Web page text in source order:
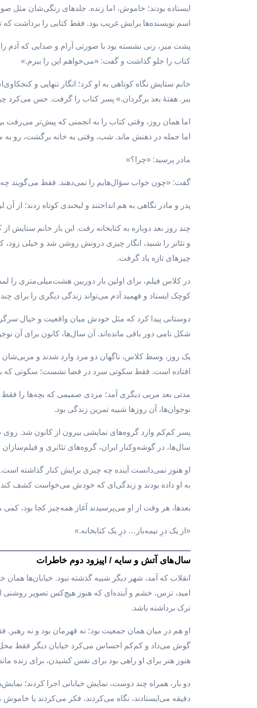
ایستاده بودند؛ خاموش، اما زنده. جلدهای رنگی‌شان مثل
اسم نویسنده‌ها برایش غریب بود. فقط کتابی را برداشت
پشت میز، زنی نشسته بود با صورتی آرام و صدایی که
کتاب را جلو گذاشت و گفت: «می‌خواهم این را ببرم.»
خانم ستایش نگاه کوتاهی به او کرد؛ انگار تنهایی و
ببر. هفتهٔ بعد برگردان.» پسر کتاب را گرفت. حس می‌کرد
اما همان روز، وقتی کتاب را به انجمنی که پیش‌تر
اما جمله در ذهنش ماند. شب، وقتی به خانه برگشت، رو
مادر پرسید: «چرا؟»
گفت: «چون جواب سؤال‌هایم را نمی‌دهند. فقط می‌گویند چه
پدر و مادر نگاهی به هم انداختند و لبخندی کوتاه زدند؛ از
چند روز بعد دوباره به کتابخانه رفت. این بار خانم
و تئاتر را شنید، انگار چیزی درونش روشن شد و خیلی زود،
چیزهای تازه یاد گرفت.
در کلاس فیلم، برای اولین بار دوربین هشت‌میلی‌متری
کوچک ایستاد و فهمید آدم می‌تواند زندگی دیگری را برای
دوستانی پیدا کرد که مثل خودش میان واقعیت و خیال
شکل نامی دور باقی مانده‌اند. آن سال‌ها، کانون برای آن
یک روز، وسط کلاس، ناگهان دو مرد وارد شدند و مربی‌شان
افتاده است. فقط سکوتی سرد در فضا نشست؛ سکوتی که
مدتی بعد مربی دیگری آمد؛ مردی صمیمی که بچه‌ها را فقط
نوجوان‌ها، آن روزها شبیه تمرین زندگی بود.
پسر کم‌کم وارد گروه‌های نمایشی بیرون از کانون شد.
سال‌ها، در گوشه‌وکنار ایران، گروه‌های تئاتری و
او هنوز نمی‌دانست آینده چه چیزی برایش کنار گذاشته
به او داده بودند و زندگی‌ای که خودش می‌خواست کشف
بعدها، هر وقت از او می‌پرسیدند آغاز همه‌چیز کجا بود،
«از یک درِ نیمه‌باز… درِ یک کتابخانه.»
سال‌های آتش و سایه / اپیزود دوم خاطرات
انقلاب که آمد، شهر دیگر شبیه گذشته نبود. خیابان‌ها همان
امید، ترس، خشم و آینده‌ای که هنوز هیچ‌کس تصویر روشنی
ترک برداشته باشد.
او هم در میان همان جمعیت بود؛ نه قهرمان بود و نه
گوش می‌داد و کم‌کم احساس می‌کرد خیابان دیگر فقط محل
هنوز هنر برای او راهی بود برای نفس کشیدن، برای زنده
دو بار، همراه چند دوست، نمایش خیابانی اجرا کردند؛
دقیقه می‌ایستادند، نگاه می‌کردند، فکر می‌کردند یا